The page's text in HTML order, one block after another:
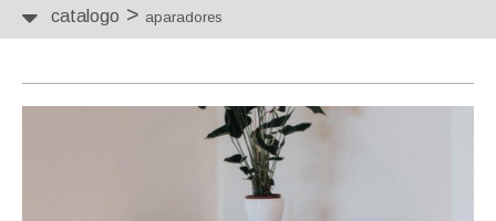
catalogo > aparadores